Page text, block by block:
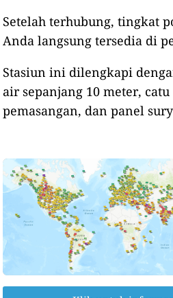
Setelah terhubung, tingkat
Anda langsung tersedia di
Stasiun ini dilengkapi
air sepanjang 10 meter,
pemasangan, dan panel